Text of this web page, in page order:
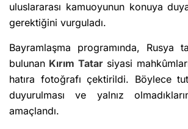
uluslararası kamuoyunun konuya
gerektiğini vurguladı.
Bayramlaşma programında, Rusya
bulunan Kırım Tatarsiyasi
hatıra fotoğrafı çektirildi. Böylece
duyurulması ve yalnız
amaçlandı.